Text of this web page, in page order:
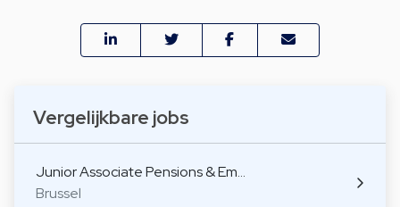
Vergelijkbare jobs
Junior Associate Pensions & Em…
Brussel